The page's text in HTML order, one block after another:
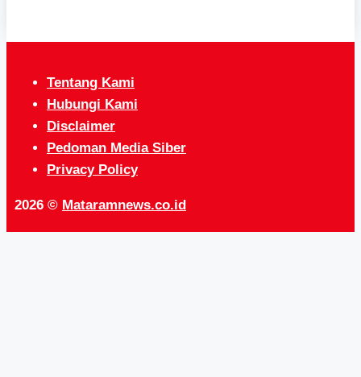
Tentang Kami
Hubungi Kami
Disclaimer
Pedoman Media Siber
Privacy Policy
2026 © Mataramnews.co.id